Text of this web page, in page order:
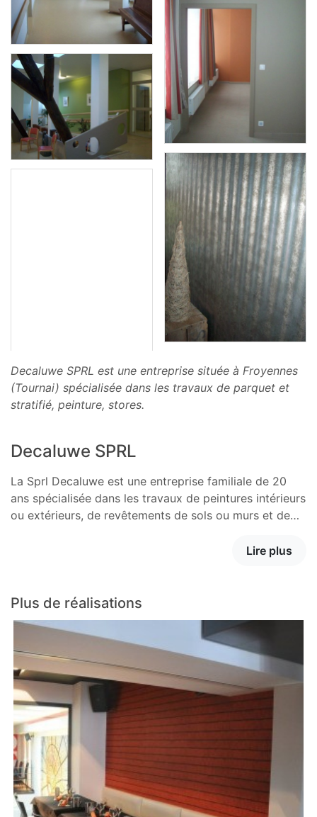
Decaluwe SPRL est une entreprise située à Froyennes
(Tournai) spécialisée dans les travaux de parquet et
stratifié, peinture, stores.
Decaluwe SPRL
La Sprl Decaluwe est une entreprise familiale de 20
ans spécialisée dans les travaux de peintures intérieurs
ou extérieurs, de revêtements de sols ou murs et de…
Lire plus
Plus de réalisations